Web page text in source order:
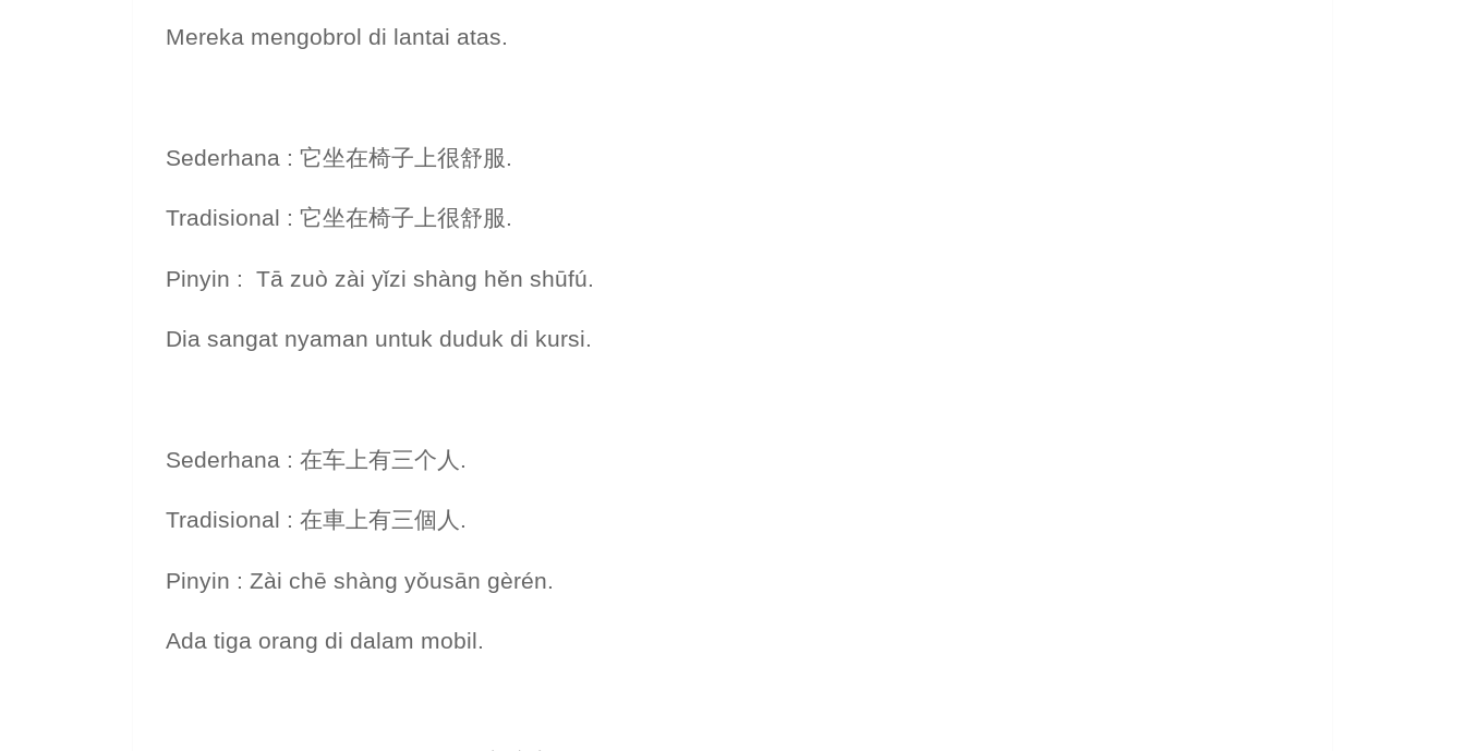
Mereka mengobrol di lantai atas.
Sederhana : 它坐在椅子上很舒服.
Tradisional : 它坐在椅子上很舒服.
Pinyin : Tā zuò zài yǐzi shàng hěn shūfú.
Dia sangat nyaman untuk duduk di kursi.
Sederhana : 在车上有三个人.
Tradisional : 在車上有三個人.
Pinyin : Zài chē shàng yǒusān gèrén.
Ada tiga orang di dalam mobil.